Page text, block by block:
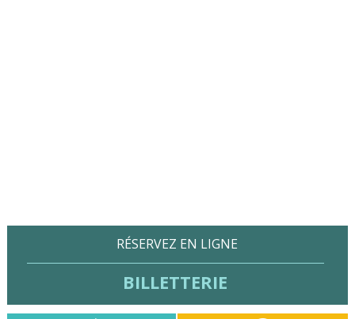
RÉSERVEZ EN LIGNE
BILLETTERIE